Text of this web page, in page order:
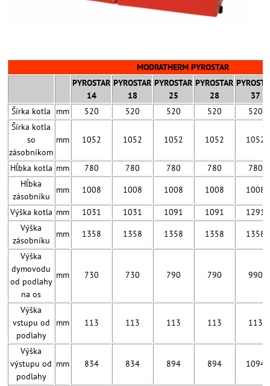
MODRATHERM PYROSTAR
PYROSTAR
14
PYROSTAR
18
PYROSTAR
25
PYROSTAR
28
37
Šírka kotla
mm 520 520 520 520
520
Šírka kotla
so
zásobníkom
mm 1052 1052 1052 1052 1052
Hĺbka kotla mm 780 780 780 780
780
Hĺbka
zásobníku
mm 1008 1008 1008 1008 1008
Výška kotla mm 1031 1031 1091 1091
1291
Výška
zásobníku
mm 1358 1358 1358 1358 1358
Výška
dymovodu
od podlahy
na os
mm 730 730 790 790 990
Výška
vstupu od
podlahy
mm 113 113 113 113 113
Výška
výstupu od
podlahy
mm 834 834 894 894 1094